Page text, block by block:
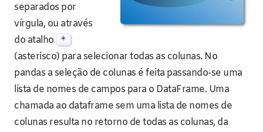
separados por
vírgula, ou através
do atalho
*
(asterisco) para selecionar todas as colunas. No
pandas a seleção de colunas é feita passando-se uma
lista de nomes de campos para o DataFrame. Uma
chamada ao dataframe sem uma lista de nomes de
colunas resulta no retorno de todas as colunas, da